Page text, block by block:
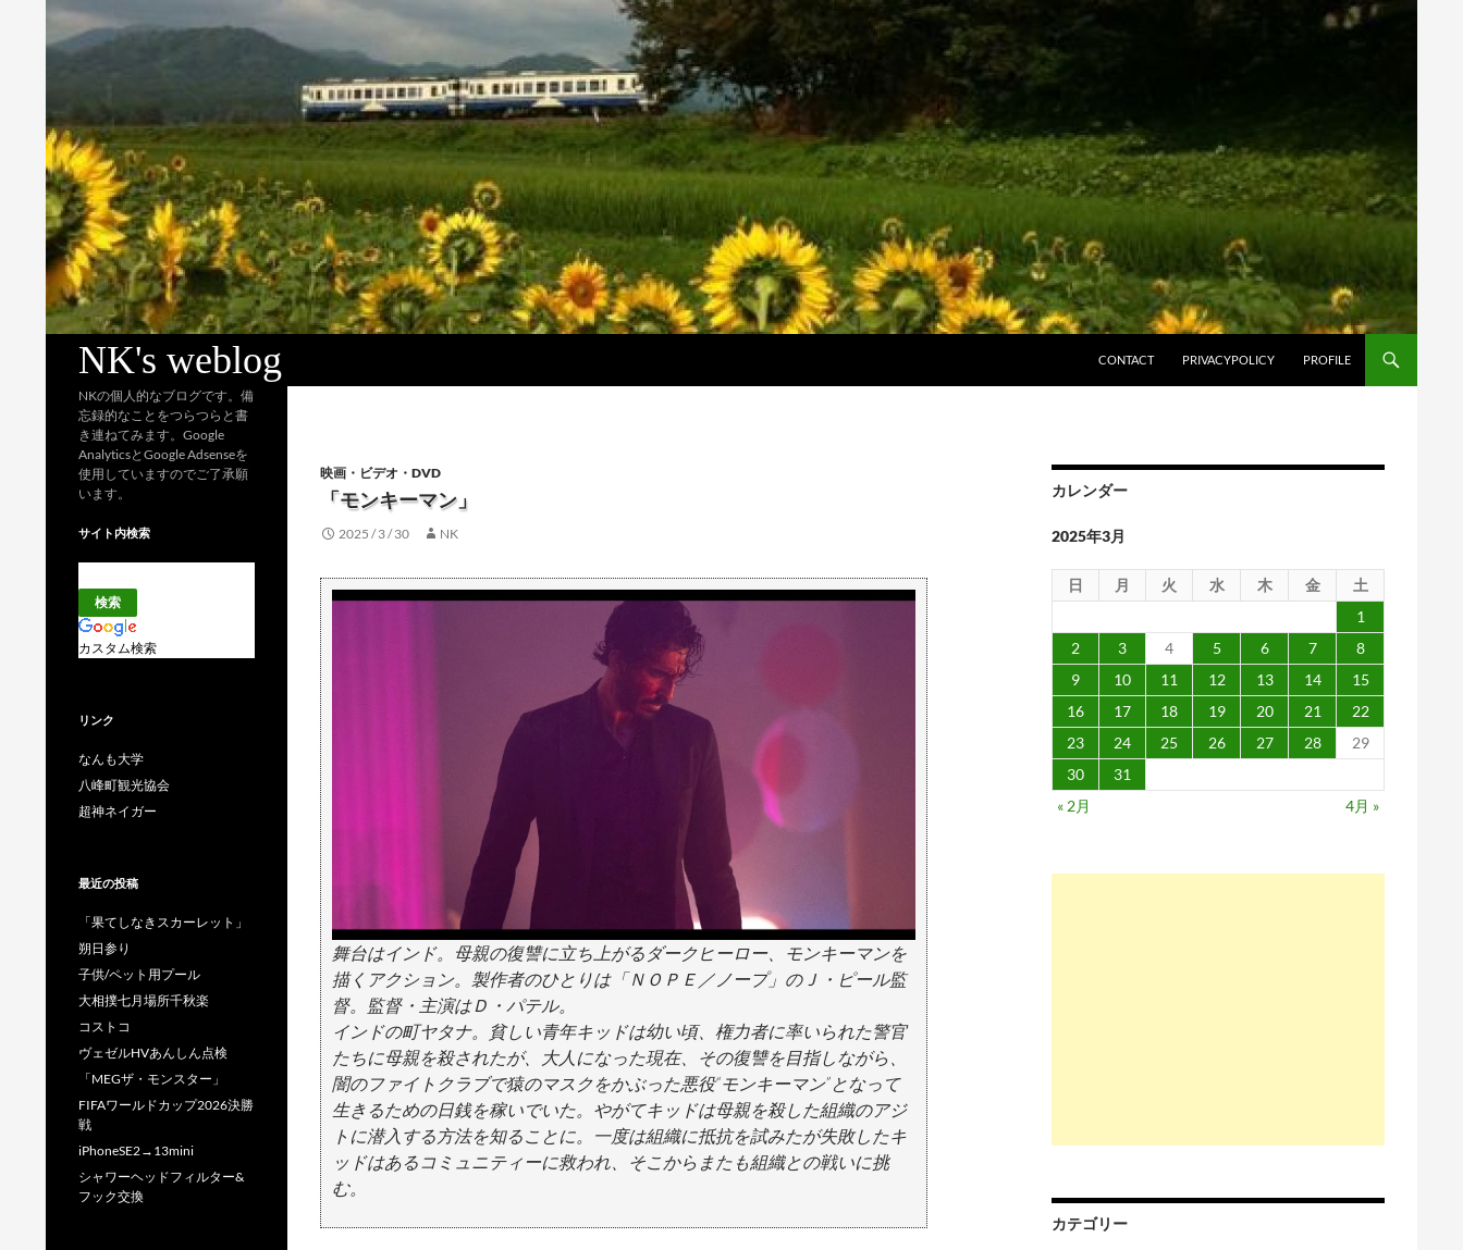
NK's weblog
CONTACT
PRIVACYPOLICY PROFILE
映画・ビデオ・DVD
「モンキーマン」
2025 / 3 / 30 NK
舞台はインド。母親の復讐に立ち上がるダークヒーロー、モンキーマンを
描くアクション。製作者のひとりは「ＮＯＰＥ／ノープ」のＪ・ピール監
督。監督・主演はＤ・パテル。
インドの町ヤタナ。貧しい青年キッドは幼い頃、権力者に率いられた警官
たちに母親を殺されたが、大人になった現在、その復讐を目指しながら、
闇のファイトクラブで猿のマスクをかぶった悪役“モンキーマン”となって
生きるための日銭を稼いでいた。やがてキッドは母親を殺した組織のアジ
トに潜入する方法を知ることに。一度は組織に抵抗を試みたが失敗したキ
ッドはあるコミュニティーに救われ、そこからまたも組織との戦いに挑
む。
カレンダー
2025年3月
日 月 火 水 木 金
土
1
2
3 4 5 6 7
8
9
10 11 12 13 14
15
16
17 18 19 20 21
22
23
24 25 26 27 28
29
30
31
« 2月
4月 »
カテゴリー
NKの個人的なブログです。備
忘録的なことをつらつらと書
き連ねてみます。Google
AnalyticsとGoogle Adsenseを
使用していますのでご了承願
います。
サイト内検索
カスタム検索
リンク
なんも大学
八峰町観光協会
超神ネイガー
最近の投稿
「果てしなきスカーレット」
朔日参り
子供/ペット用プール
大相撲七月場所千秋楽
コストコ
ヴェゼルHVあんしん点検
「MEGザ・モンスター」
FIFAワールドカップ2026決勝
戦
iPhoneSE2→13mini
シャワーヘッドフィルター&
フック交換